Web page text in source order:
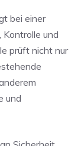
bei einer
Kontrolle und
prüft nicht nur
und